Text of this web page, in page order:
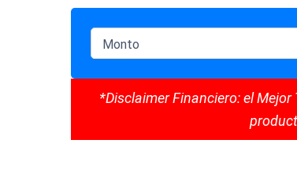
*Disclaimer Financiero: el Mejor